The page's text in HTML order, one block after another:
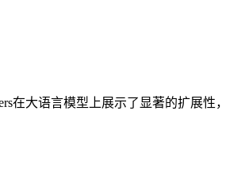
在大语言模型上展示了显著的扩展性，